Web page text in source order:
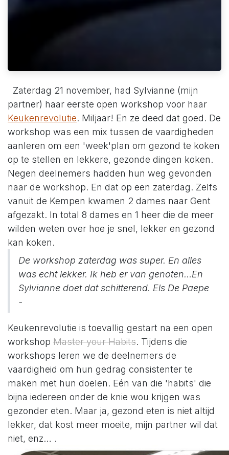
Zaterdag 21 november, had Sylvianne (mijn
partner) haar eerste open workshop voor haar
Keukenrevolutie. Miljaar! En ze deed dat goed. De
workshop was een mix tussen de vaardigheden
aanleren om een 'week'plan om gezond te koken
op te stellen en lekkere, gezonde dingen koken.
Negen deelnemers hadden hun weg gevonden
naar de workshop. En dat op een zaterdag. Zelfs
vanuit de Kempen kwamen 2 dames naar Gent
afgezakt. In total 8 dames en 1 heer die de meer
wilden weten over hoe je snel, lekker en gezond
kan koken.
De workshop zaterdag was super. En alles
was echt lekker. Ik heb er van genoten…En
Sylvianne doet dat schitterend. Els De Paepe
-
Keukenrevolutie is toevallig gestart na een open
workshop Master your Habits. Tijdens die
workshops leren we de deelnemers de
vaardigheid om hun gedrag consistenter te
maken met hun doelen. Eén van die 'habits' die
bijna iedereen onder de knie wou krijgen was
gezonder eten. Maar ja, gezond eten is niet altijd
lekker, dat kost meer moeite, mijn partner wil dat
niet, enz… .